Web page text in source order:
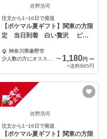
佐野浩司
注文から1~10日で発送
【ポケマル夏ギフト】関東の方限
定 当日到着 白い贅沢 ピュ
神奈川県秦野市
〜 1,180円 〜
+送料965円
注
文
受
付
停
止
中
佐野浩司
注文から1~10日で発送
【ポケマル夏ギフト】関東の方限